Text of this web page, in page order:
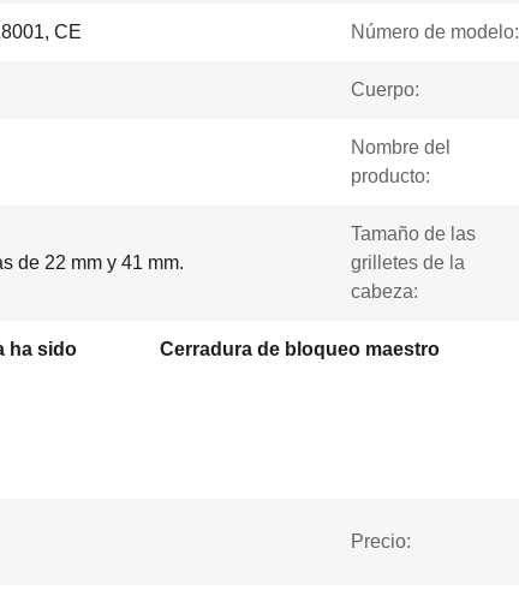
CE Número de modelo:
Cuerpo:
Nombre del
producto:
de 22 mm y 41 mm.
Tamaño de las
grilletes de la
cabeza:
ha sido Cerradura de bloqueo maestro
Precio: